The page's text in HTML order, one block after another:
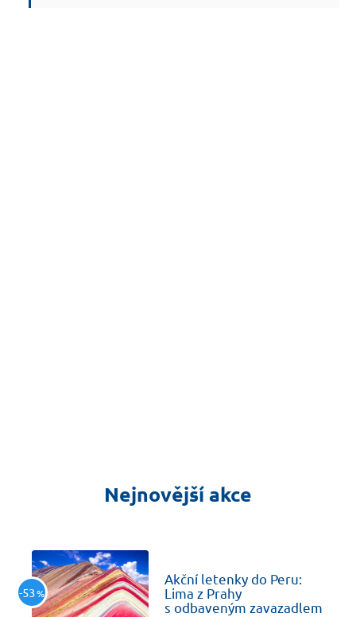
Nejnovější akce
-53%
Akční letenky do Peru:
Lima z Prahy
s odbaveným zavazadlem